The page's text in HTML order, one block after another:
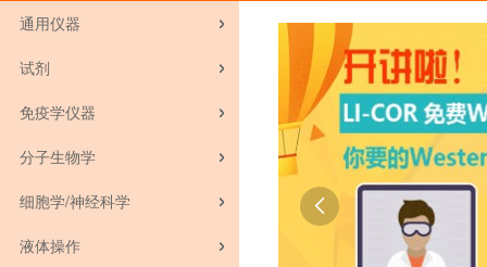
通用仪器
试剂
免疫学仪器
分子生物学
细胞学/神经科学
液体操作
